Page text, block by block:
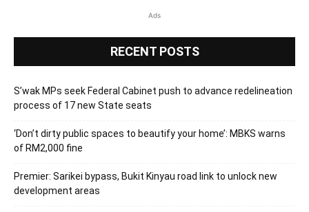
Ads
RECENT POSTS
S’wak MPs seek Federal Cabinet push to advance redelineation
process of 17 new State seats
‘Don’t dirty public spaces to beautify your home’: MBKS warns
of RM2,000 fine
Premier: Sarikei bypass, Bukit Kinyau road link to unlock new
development areas